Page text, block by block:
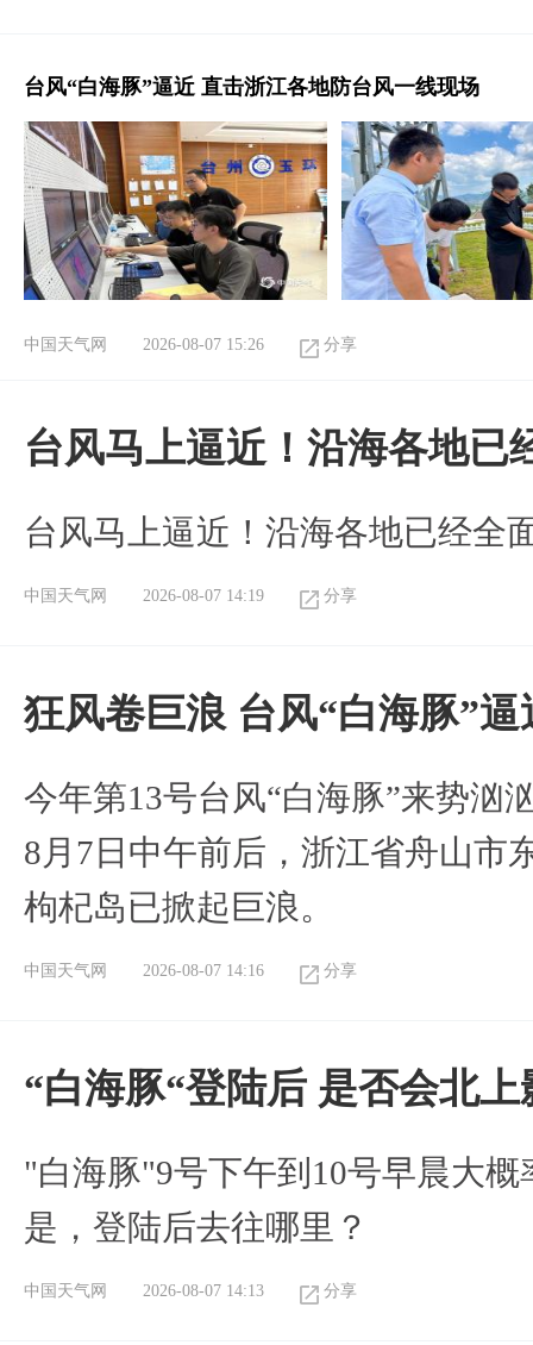
台风“白海豚”逼近 直击浙江各地防台风一线现场
中国天气网 2026-08-07 15:26 分享
台风马上逼近！沿海各地已
台风马上逼近！沿海各地已经全
中国天气网 2026-08-07 14:19 分享
狂风卷巨浪 台风“白海豚”
今年第13号台风“白海豚”来势汹
8月7日中午前后，浙江省舟山市
枸杞岛已掀起巨浪。
中国天气网 2026-08-07 14:16 分享
“白海豚“登陆后 是否会北
"白海豚"9号下午到10号早晨大
是，登陆后去往哪里？
中国天气网 2026-08-07 14:13 分享